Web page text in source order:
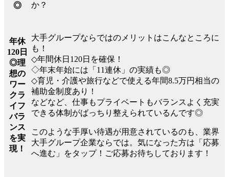
◎
か？
年休
120日
◎理
想の
ワー
クラ
イフ
バラ
ンス
を実
現！
大手グループならではのメリットはこんなところに
も！
◇年間休日120日を確保！
◇年末年始には「11連休」の実績も◎
◇育児・介護や旅行などで使える年間8.5万円相当の
補助金制度あり！
などなど、仕事もプライベートもバランスよく充実
できる体制がばっちり整えられているんです◎
このような手厚い待遇が用意されているのも、業界
大手グループ企業ならでは。気になった方は「応募
へ進む」をタップ！ご応募お待ちしております！